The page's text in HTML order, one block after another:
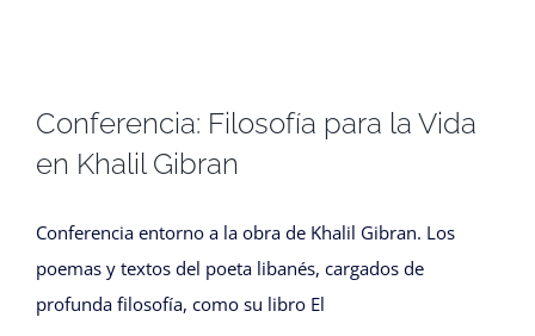
Conferencia: Filosofía para la Vida
en Khalil Gibran
Conferencia entorno a la obra de Khalil Gibran. Los
poemas y textos del poeta libanés, cargados de
profunda filosofía, como su libro El